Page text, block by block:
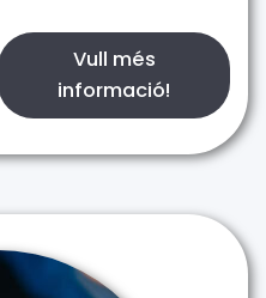
Vull més
informació!